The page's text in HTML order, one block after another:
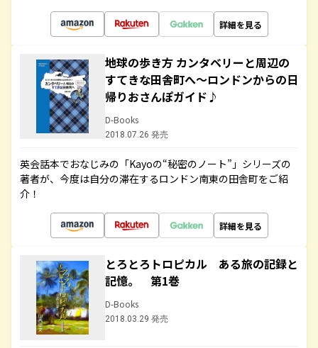
詳細を見る
地球の歩き方 カンタベリーと周辺の
すてきな田舎町へ～ロンドンからの日
帰りおさんぽガイド♪
D-Books
2018.07.26 発売
英会話本でおなじみの「Kayoの“秘密のノート”」シリーズの
著者が、今度は自分の滞在するロンドン南東の田舎町をご紹
介！
詳細を見る
とろとろトロピカル ある旅の記録と
記憶。 第1巻
D-Books
2018.03.29 発売